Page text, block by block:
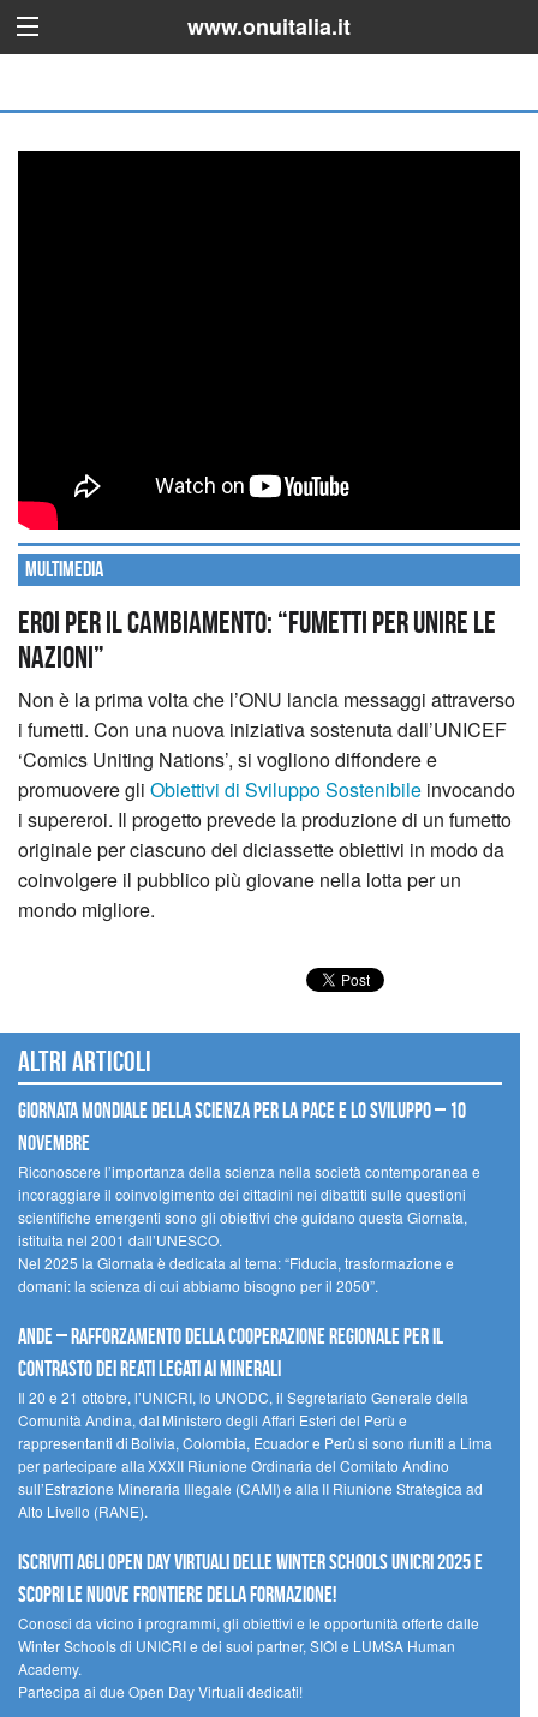
www.onuitalia.it
Multimedia
Eroi per il cambiamento: “Fumetti per unire le
Nazioni”
Non è la prima volta che l’ONU lancia messaggi attraverso
i fumetti. Con una nuova iniziativa sostenuta dall’UNICEF
‘Comics Uniting Nations’, si vogliono diffondere e
promuovere gli Obiettivi di Sviluppo Sostenibile invocando
i supereroi. Il progetto prevede la produzione di un fumetto
originale per ciascuno dei diciassette obiettivi in modo da
coinvolgere il pubblico più giovane nella lotta per un
mondo migliore.
Altri articoli
Giornata mondiale della scienza per la pace e lo sviluppo – 10
novembre
Riconoscere l’importanza della scienza nella società contemporanea e
incoraggiare il coinvolgimento dei cittadini nei dibattiti sulle questioni
scientifiche emergenti sono gli obiettivi che guidano questa Giornata,
istituita nel 2001 dall’UNESCO.
Nel 2025 la Giornata è dedicata al tema: “Fiducia, trasformazione e
domani: la scienza di cui abbiamo bisogno per il 2050”.
Ande – Rafforzamento della cooperazione regionale per il
contrasto dei reati legati ai minerali
Il 20 e 21 ottobre, l’UNICRI, lo UNODC, il Segretariato Generale della
Comunità Andina, dal Ministero degli Affari Esteri del Perù e
rappresentanti di Bolivia, Colombia, Ecuador e Perù si sono riuniti a Lima
per partecipare alla XXXII Riunione Ordinaria del Comitato Andino
sull’Estrazione Mineraria Illegale (CAMI) e alla II Riunione Strategica ad
Alto Livello (RANE).
Iscriviti agli Open Day Virtuali delle Winter Schools UNICRI 2025 e
scopri le nuove frontiere della formazione!
Conosci da vicino i programmi, gli obiettivi e le opportunità offerte dalle
Winter Schools di UNICRI e dei suoi partner, SIOI e LUMSA Human
Academy.
Partecipa ai due Open Day Virtuali dedicati!